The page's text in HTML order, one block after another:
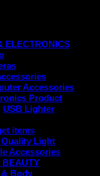
ELECTRONICS
Accessories
Product
USB Lighter
items
Light
Accessories
BEAUTY
Body